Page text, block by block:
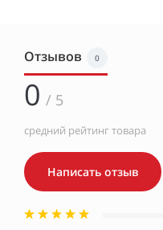
Отзывов 0
0 / 5
средний рейтинг товара
Написать отзыв